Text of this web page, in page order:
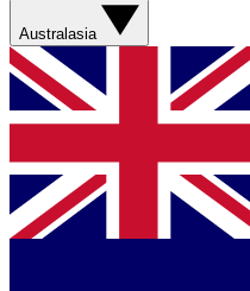
Australasia